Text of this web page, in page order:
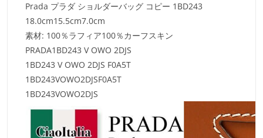
Prada プラダ ショルダーバッグ コピー 1BD243
18.0cm15.5cm7.0cm
素材: 100％ラフィア100％カーフスキン
PRADA1BD243 V OWO 2DJS
1BD243 V OWO 2DJS F0A5T
1BD243VOWO2DJSF0A5T
1BD243VOWO2DJS